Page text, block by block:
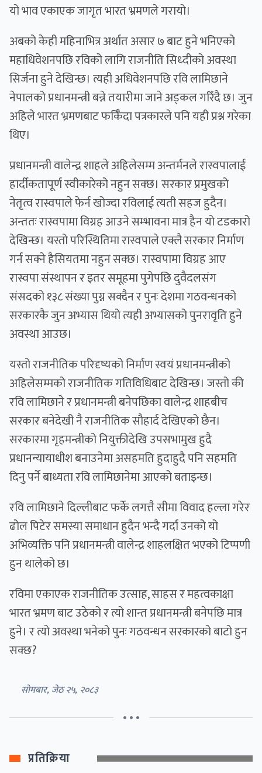
यो भाव एकाएक जागृत भारत भ्रमणले गरायो।
अबको केही महिनाभित्र अर्थात असार ७ बाट हुने भनिएको
महाधिवेशनपछि रविको लागि राजनीति सिध्दीको अवस्था
सिर्जना हुने देखिन्छ। त्यही अधिवेशनपछि रवि लामिछाने
नेपालको प्रधानमन्त्री बन्ने तयारीमा जाने अड्कल गरिँदै छ। जुन
अहिले भारत भ्रमणबाट फर्किँदा पत्रकारले पनि यही प्रश्न गरेका
थिए।
प्रधानमन्त्री वालेन्द्र शाहले अहिलेसम्म अन्तर्मनले रास्वपालाई
हार्दीकतापूर्ण स्वीकारेको नहुन सक्छ। सरकार प्रमुखको
नेतृत्व रास्वपाले फेर्न खोज्दा रविलाई त्यती सहज हुदैन।
अन्ततः रास्वपामा विग्रह आउने सम्भावना मात्र हैन यो टडकारो
देखिन्छ। यस्तो परिस्थितिमा रास्वपाले एक्लै सरकार निर्माण
गर्न सक्ने हैसियतमा नहुन सक्छ। रास्वपामा विग्रह आए
रास्वपा संस्थापन र इतर समूहमा पुगेपछि दुवैदलसंग
संसदको १३८ संख्या पुग्न सक्दैन र पुनः देशमा गठवन्धनको
सरकारकै जुन अभ्यास थियो त्यही अभ्यासको पुनरावृति हुने
अवस्था आउछ।
यस्तो राजनीतिक परिदृष्यको निर्माण स्वयं प्रधानमन्त्रीको
अहिलेसम्मको राजनीतिक गतिविधिबाट देखिन्छ। जस्तो की
रवि लामिछाने र प्रधानमन्त्री बनेपछिका वालेन्द्र शाहबीच
सरकार बनेदेखी नै राजनीतिक सौहार्द देखिएको छैन।
सरकारमा गृहमन्त्रीको नियुक्तीदेखि उपसभामुख हुदै
प्रधानन्यायाधीश बनाउनेमा असहमति हुदाहुदै पनि सहमति
दिनु पर्ने बाध्यता रवि लामिछानेमा आएको बताइन्छ।
रवि लामिछाने दिल्लीबाट फर्के लगत्तै सीमा विवाद हल्ला गरेर
ढोल पिटेर समस्या समाधान हुदैन भन्दै गर्दा उनको यो
अभिव्यक्ति पनि प्रधानमन्त्री वालेन्द्र शाहलक्षित भएको टिप्पणी
हुन थालेको छ।
रविमा एकाएक राजनीतिक उत्साह, साहस र महत्वकाक्षा
भारत भ्रमण बाट उठेको र त्यो शान्त प्रधानमन्त्री बनेपछि मात्र
हुने। र त्यो अवस्था भनेको पुनः गठवन्धन सरकारको बाटो हुन
सक्छ?
सोमबार, जेठ २५, २०८३
• • •
प्रतिक्रिया